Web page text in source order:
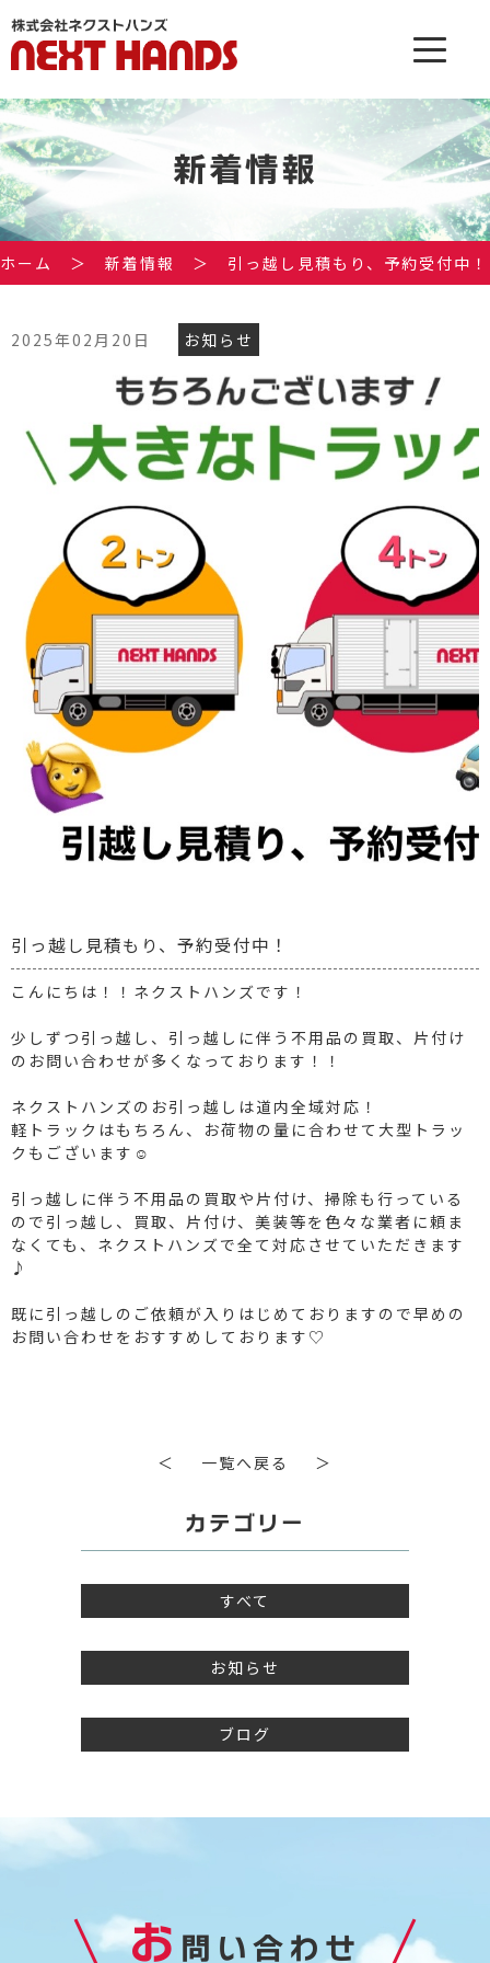
新着情報
ホーム ＞ 新着情報 ＞ 引っ越し見積もり、予約受付中！
2025年02月20日 お知らせ
引っ越し見積もり、予約受付中！
こんにちは！！ネクストハンズです！
少しずつ引っ越し、引っ越しに伴う不用品の買取、片付け
のお問い合わせが多くなっております！！
ネクストハンズのお引っ越しは道内全域対応！
軽トラックはもちろん、お荷物の量に合わせて大型トラッ
クもございます☺
引っ越しに伴う不用品の買取や片付け、掃除も行っている
ので引っ越し、買取、片付け、美装等を色々な業者に頼ま
なくても、ネクストハンズで全て対応させていただきます
♪
既に引っ越しのご依頼が入りはじめておりますので早めの
お問い合わせをおすすめしております♡
＜ 一覧へ戻る ＞
カテゴリー
すべて
お知らせ
ブログ
お 問い合わせ